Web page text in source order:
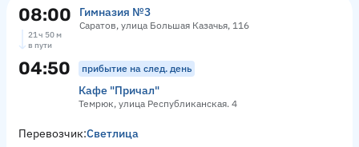
08:00 Гимназия №3
Саратов, улица Большая Казачья, 116
21 ч 50 м
в пути
04:50 прибытие на след. день
Кафе "Причал"
Темрюк, улица Республиканская. 4
Перевозчик:Светлица